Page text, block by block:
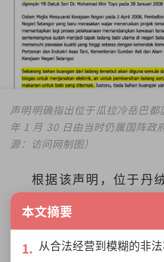
声明明确指出位于瓜拉冷岳巴
年 1 月 30 日由当时仍属国阵政
源：访问网制图）
根据该声明，位于丹
Tumbuk）的现代化
年，即由当时仍由国
莫哈末基尔·多尤领
本文摘要
从合法经营到模糊的非